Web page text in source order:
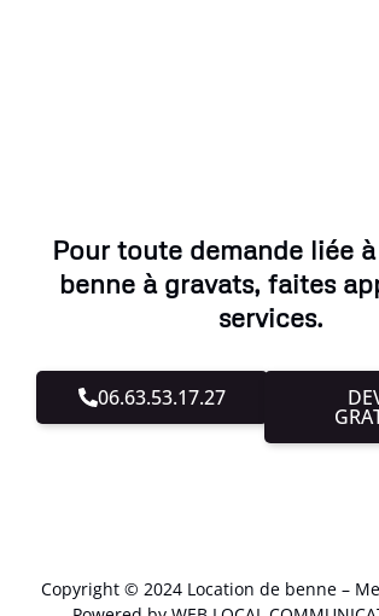
Pour toute demande liée
benne à gravats, faites
services.
06.63.53.17.27
Copyright © 2024 Location de benne –